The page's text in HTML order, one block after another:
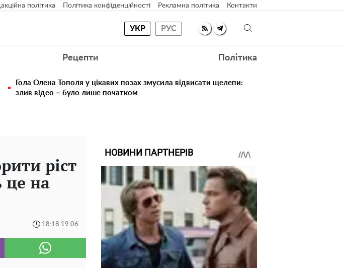
політика Політика конфіденційності Рекламна політика Контакти
УКР РУС
Рецепти Політика
Гола Олена Тополя у цікавих позах змусила відвисати щелепи:
злив відео – було лише початком
ріст
це на
18:18 19.06
НОВИНИ ПАРТНЕРІВ